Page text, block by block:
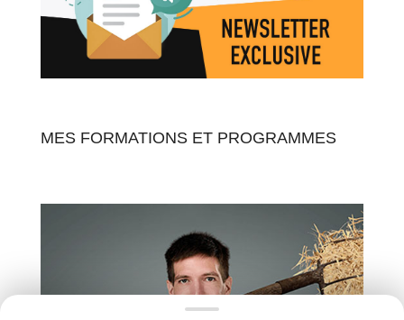
MES FORMATIONS ET PROGRAMMES